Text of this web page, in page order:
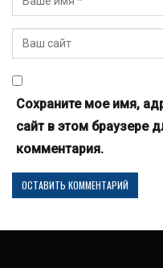
Сохраните мое имя,
сайт в этом браузере
комментария.